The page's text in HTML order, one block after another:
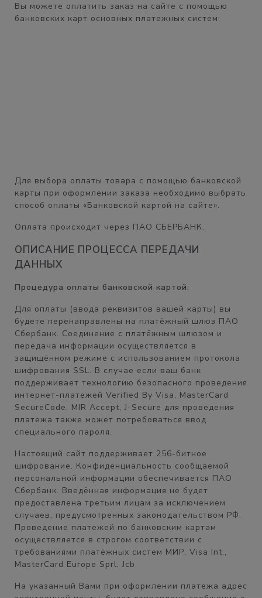
Вы можете оплатить заказ на сайте с помощью
банковских карт основных платежных систем:
Для выбора оплаты товара с помощью банковской
карты при оформлении заказа необходимо выбрать
способ оплаты «Банковской картой на сайте».
Оплата происходит через ПАО СБЕРБАНК.
ОПИСАНИЕ ПРОЦЕССА ПЕРЕДАЧИ
ДАННЫХ
Процедура оплаты банковской картой:
Для оплаты (ввода реквизитов вашей карты) вы
будете перенаправлены на платёжный шлюз ПАО
Сбербанк. Соединение с платёжным шлюзом и
передача информации осуществляется в
защищённом режиме с использованием протокола
шифрования SSL. В случае если ваш банк
поддерживает технологию безопасного проведения
интернет-платежей Verified By Visa, MasterCard
SecureCode, MIR Accept, J-Secure для проведения
платежа также может потребоваться ввод
специального пароля.
Настоящий сайт поддерживает 256-битное
шифрование. Конфиденциальность сообщаемой
персональной информации обеспечивается ПАО
Сбербанк. Введённая информация не будет
предоставлена третьим лицам за исключением
случаев, предусмотренных законодательством РФ.
Проведение платежей по банковским картам
осуществляется в строгом соответствии с
требованиями платёжных систем МИР, Visa Int.,
MasterCard Europe Sprl, Jcb.
На указанный Вами при оформлении платежа адрес